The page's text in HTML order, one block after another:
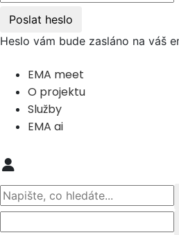
Heslo vám bude zasláno na váš
EMA meet
O projektu
Služby
EMA ai